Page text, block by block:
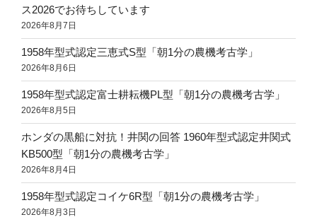
ス2026でお待ちしています
2026年8月7日
1958年型式認定三恵式S型「朝1分の農機考古学」
2026年8月6日
1958年型式認定富士耕耘機PL型「朝1分の農機考古学」
2026年8月5日
ホンダの黒船に対抗！井関の回答 1960年型式認定井関式
KB500型「朝1分の農機考古学」
2026年8月4日
1958年型式認定コイケ6R型「朝1分の農機考古学」
2026年8月3日